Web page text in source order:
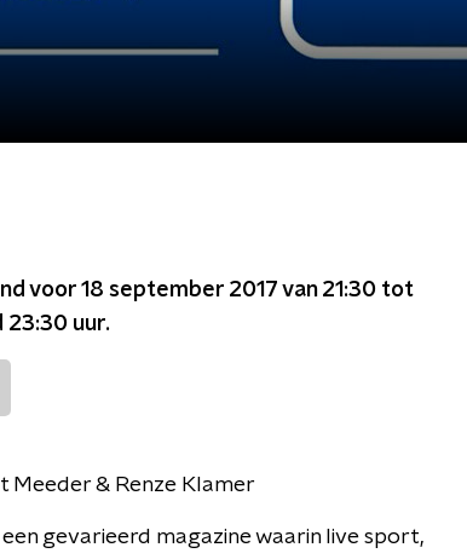
voor 18 september 2017 van 21:30 tot
23:30 uur.
Meeder & Renze Klamer
een gevarieerd magazine waarin live sport,